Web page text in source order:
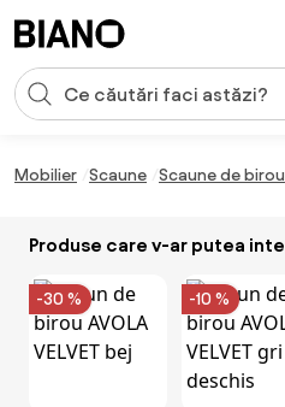
Introducerea căutării
Mobilier Scaune Scaune de birou
Produse care v-ar putea
-30 % -10 %